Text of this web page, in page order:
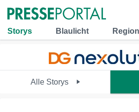
Storys Blaulicht
Alle Storys